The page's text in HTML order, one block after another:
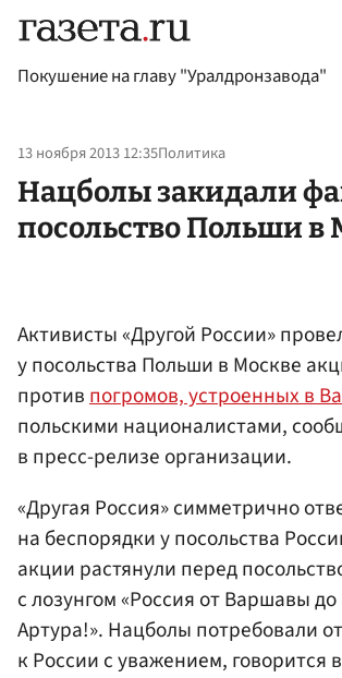
Покушение на главу "Уралдронзавода"
13 ноября 2013 12:35Политика
Нацболы закидали
посольство Польши в
Активисты «Другой России»
у посольства Польши в Москве
противпогромов, устроенных в
польскими националистами,
в пресс-релизе организации.
«Другая Россия» симметрично
на беспорядки у посольства
акции растянули перед
с лозунгом «Россия от Варшавы
Артура!». Нацболы потребовали
к России с уважением, говорится